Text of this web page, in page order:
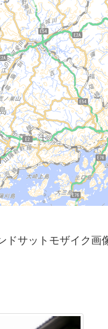
サットモザイク画